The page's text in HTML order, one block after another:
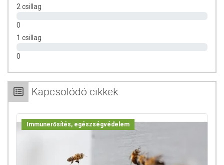
2 csillag
0
1 csillag
0
Kapcsolódó cikkek
Immunerősítés, egészségvédelem